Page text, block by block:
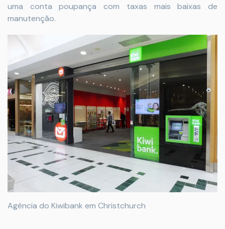
uma conta poupança com taxas mais baixas de
manutenção.
Agência do Kiwibank em Christchurch